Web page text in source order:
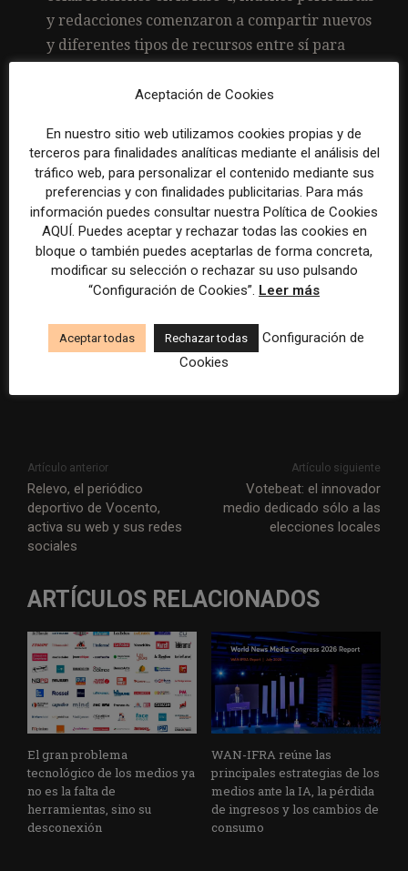
y redacciones comenzaron a compartir nuevos
y diferentes tipos de recursos entre sí para
incluyó experimentar con nuevas fuentes de
en la planificación a largo plazo.
Evaluación de la sostenibilidad de la
colaboración a largo plazo.A medida que las
colaboraciones maduraban en la fase 4, cada
una también exploraba su propio camino hacia
la sostenibilidad en función de la cultura del
grupo, los recursos de la región y su
compromiso con la comunidad.
Artículo anterior
Relevo, el periódico
deportivo de Vocento,
activa su web y sus redes
sociales
Artículo siguiente
Votebeat: el innovador
medio dedicado sólo a las
elecciones locales
ARTÍCULOS RELACIONADOS
El gran problema
tecnológico de los medios ya
no es la falta de
herramientas, sino su
desconexión
WAN-IFRA reúne las
principales estrategias de los
medios ante la IA, la pérdida
de ingresos y los cambios de
consumo
Aceptación de Cookies
En nuestro sitio web utilizamos cookies propias y de
terceros para finalidades analíticas mediante el análisis del
tráfico web, para personalizar el contenido mediante sus
preferencias y con finalidades publicitarias. Para más
información puedes consultar nuestra Política de Cookies
AQUÍ. Puedes aceptar y rechazar todas las cookies en
bloque o también puedes aceptarlas de forma concreta,
modificar su selección o rechazar su uso pulsando
“Configuración de Cookies”. Leer más
Aceptar todas Rechazar todas
Configuración de
Cookies